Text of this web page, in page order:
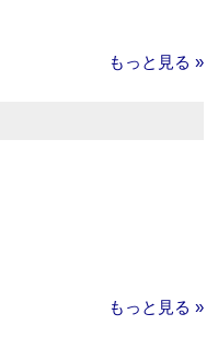
もっと見る »
もっと見る »